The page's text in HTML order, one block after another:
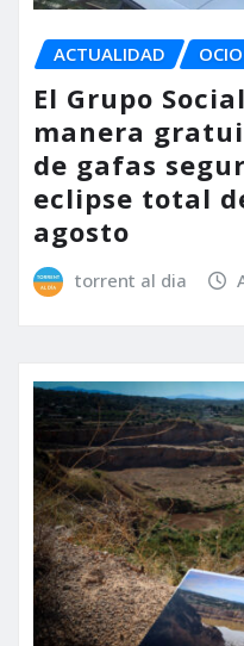
ACTUALIDAD OCIO
El Grupo
manera
de gafas
eclipse total
agosto
torrent al dia